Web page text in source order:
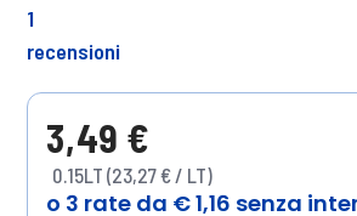
1
recensioni
3,49 €
0.15LT (23,27 € / LT)